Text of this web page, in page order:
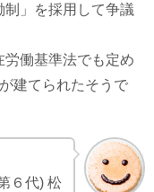
」を採用して争議
労働基準法でも定め
建てられたそうで
６代) 松